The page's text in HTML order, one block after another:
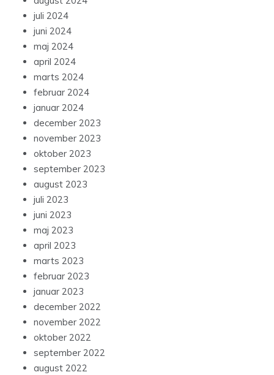
juli 2024
juni 2024
maj 2024
april 2024
marts 2024
februar 2024
januar 2024
december 2023
november 2023
oktober 2023
september 2023
august 2023
juli 2023
juni 2023
maj 2023
april 2023
marts 2023
februar 2023
januar 2023
december 2022
november 2022
oktober 2022
september 2022
august 2022